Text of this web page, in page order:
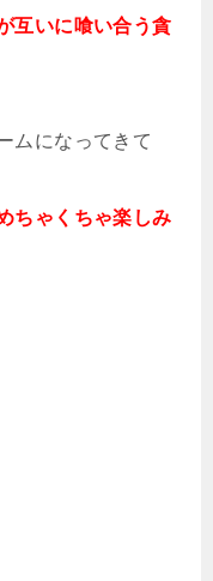
互いに喰い合う貪
ムになってきて
ちゃくちゃ楽しみ